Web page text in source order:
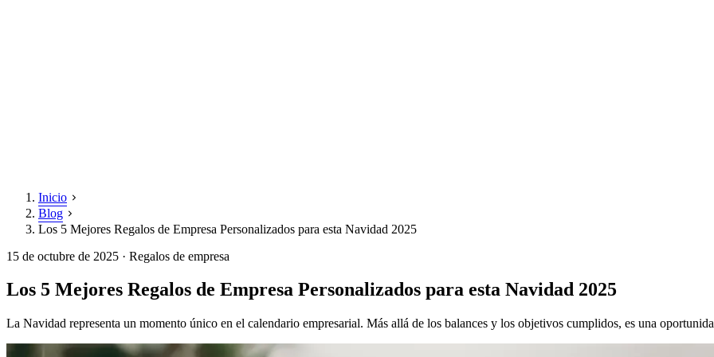
Inicio
Blog
Los 5 Mejores Regalos de Empresa Personalizados para esta Navidad 2025
15 de octubre de 2025 · Regalos de empresa
Los 5 Mejores Regalos de Empresa Personalizados para esta Navidad 2025
La Navidad representa un momento único en el calendario empresarial. Más allá de los balances y los objetivos cumplidos, es una